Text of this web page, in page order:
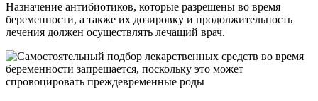
Назначение антибиотиков, которые разрешены во время
беременности, а также их дозировку и продолжительность
лечения должен осуществлять лечащий врач.